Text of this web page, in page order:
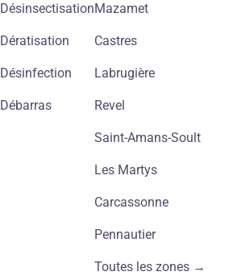
Désinsectisation
Dératisation
Désinfection
Débarras
Mazamet
Castres
Labrugière
Revel
Saint-Amans-Soult
Les Martys
Carcassonne
Pennautier
Toutes les zones →